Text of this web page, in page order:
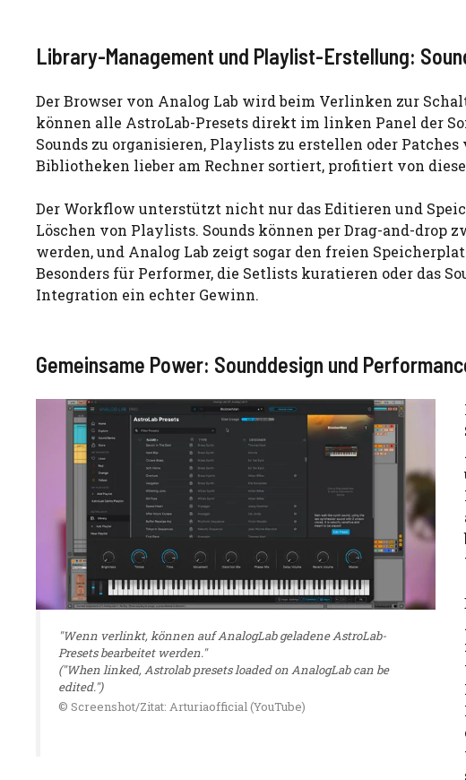
Library-Management und Playlist-Erstellung:
Der Browser von Analog Lab wird beim Verlinken zur
können alle AstroLab-Presets direkt im linken Panel der
Sounds zu organisieren, Playlists zu erstellen oder
Bibliotheken lieber am Rechner sortiert, profitiert von
Der Workflow unterstützt nicht nur das Editieren und
Löschen von Playlists. Sounds können per Drag-and-drop
werden, und Analog Lab zeigt sogar den freien
Besonders für Performer, die Setlists kuratieren oder das
Integration ein echter Gewinn.
Gemeinsame Power: Sounddesign und
"Wenn verlinkt, können auf AnalogLab geladene AstroLab-
Presets bearbeitet werden."
("When linked, Astrolab presets loaded on AnalogLab can be
edited.")
© Screenshot/Zitat: Arturiaofficial (YouTube)